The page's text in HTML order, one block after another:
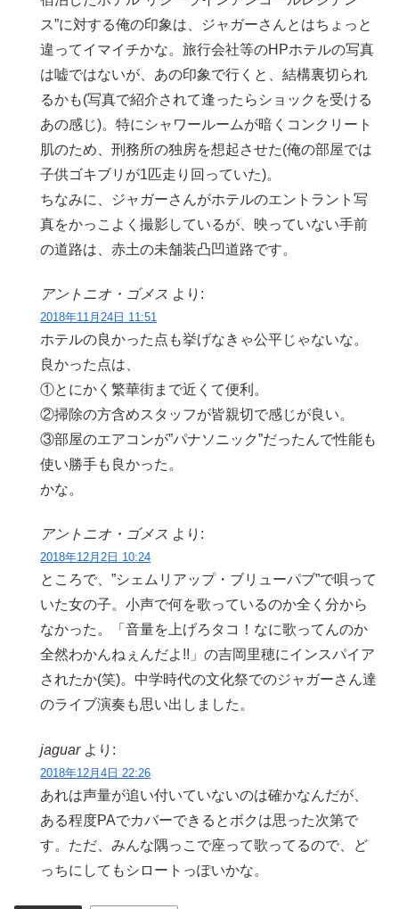
ス”に対する俺の印象は、ジャガーさんとはちょっと
違ってイマイチかな。旅行会社等のHPホテルの写真
は嘘ではないが、あの印象で行くと、結構裏切られ
るかも(写真で紹介されて逢ったらショックを受ける
あの感じ)。特にシャワールームが暗くコンクリート
肌のため、刑務所の独房を想起させた(俺の部屋では
子供ゴキブリが1匹走り回っていた)。
ちなみに、ジャガーさんがホテルのエントラント写
真をかっこよく撮影しているが、映っていない手前
の道路は、赤土の未舗装凸凹道路です。
アントニオ・ゴメス より:
2018年11月24日 11:51
ホテルの良かった点も挙げなきゃ公平じゃないな。
良かった点は、
①とにかく繁華街まで近くて便利。
②掃除の方含めスタッフが皆親切で感じが良い。
③部屋のエアコンが”パナソニック”だったんで性能も
使い勝手も良かった。
かな。
アントニオ・ゴメス より:
2018年12月2日 10:24
ところで、”シェムリアップ・ブリューパブ”で唄って
いた女の子。小声で何を歌っているのか全く分から
なかった。「音量を上げろタコ！なに歌ってんのか
全然わかんねぇんだよ!!」の吉岡里穂にインスパイア
されたか(笑)。中学時代の文化祭でのジャガーさん達
のライブ演奏も思い出しました。
jaguar より:
2018年12月4日 22:26
あれは声量が追い付いていないのは確かなんだが、
ある程度PAでカバーできるとボクは思った次第で
す。ただ、みんな隅っこで座って歌ってるので、ど
っちにしてもシロートっぽいかな。